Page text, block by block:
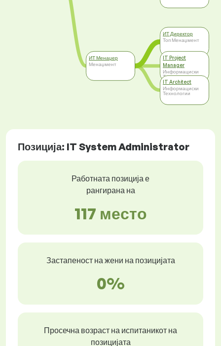
ИТ Менаџер
Менаџмент
ИТ Директор
Топ Менаџмент
IT Project
Manager
Информациски
Технологии
IT Architect
Информациски
Технологии
Позиција: IT System Administrator
Работната позиција е
рангирана на
117 место
Застапеност на жени на позицијата
0%
Просечна возраст на испитаникот на
позицијата